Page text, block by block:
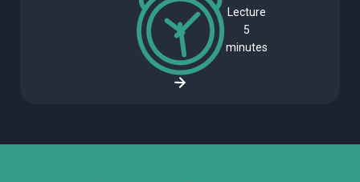
Lecture
5
minutes